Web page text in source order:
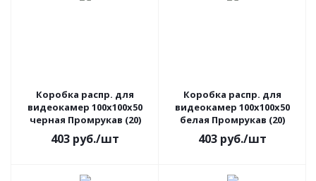
Коробка распр. для
видеокамер 100х100х50
черная Промрукав (20)
403 руб./шт
Коробка распр. для
видеокамер 100х100х50
белая Промрукав (20)
403 руб./шт